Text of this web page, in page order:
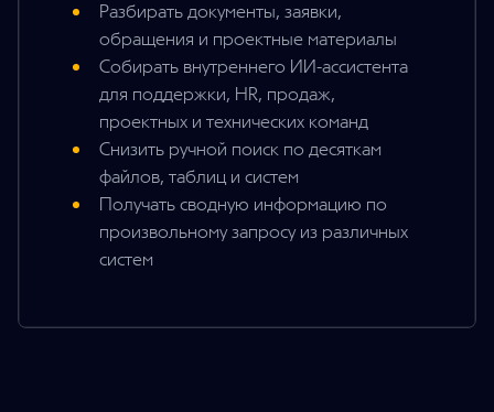
Разбирать документы, заявки,
обращения и проектные материалы
Собирать внутреннего ИИ-ассистента
для поддержки, HR, продаж,
проектных и технических команд
Снизить ручной поиск по десяткам
файлов, таблиц и систем
Получать сводную информацию по
произвольному запросу из различных
систем